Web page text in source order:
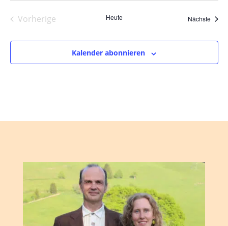
Vorherige
Heute Nächste
Kalender abonnieren